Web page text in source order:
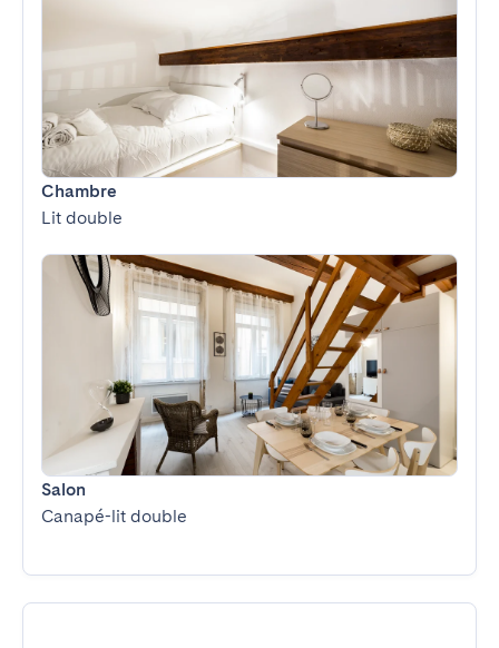
Chambre
Lit double
Salon
Canapé-lit double